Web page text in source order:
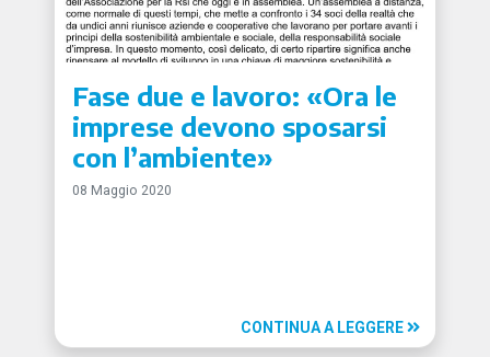
Fase due e lavoro: «Ora le
imprese devono sposarsi
con l’ambiente»
08 Maggio 2020
CONTINUA A LEGGERE